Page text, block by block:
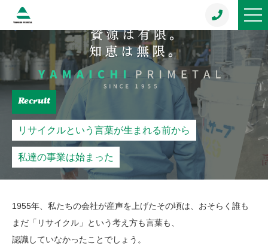
Recruit
リサイクルという言葉が生まれる前から
私達の事業は始まった
1955年、私たちの会社が産声を上げたその頃は、おそらく誰も
まだ「リサイクル」という考え方も言葉も、
認識していなかったことでしょう。